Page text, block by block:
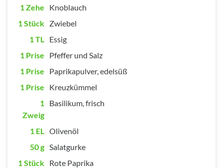
1 Zehe
Knoblauch
1 Stück Zwiebel
1 TL Essig
1 Prise
Pfeffer und Salz
1 Prise
Paprikapulver, edelsüß
1 Prise
Kreuzkümmel
1
Zweig
Basilikum, frisch
1 EL Olivenöl
50 g Salatgurke
1 Stück Rote Paprika